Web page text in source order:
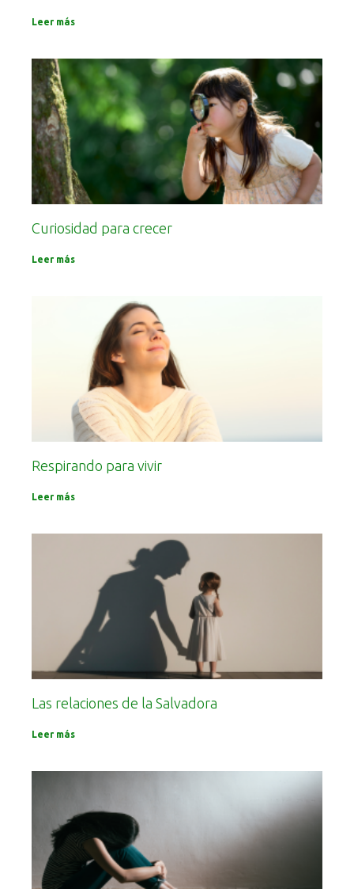
Leer más
Curiosidad para crecer
Leer más
Respirando para vivir
Leer más
Las relaciones de la Salvadora
Leer más